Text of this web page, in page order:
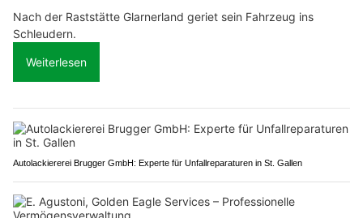
Nach der Raststätte Glarnerland geriet sein Fahrzeug ins
Schleudern.
Weiterlesen
Autolackiererei Brugger GmbH: Experte für Unfallreparaturen in St. Gallen